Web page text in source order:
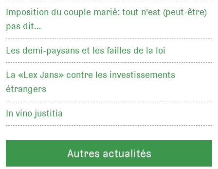
Imposition du couple marié: tout n'est (peut-être)
pas dit…
Les demi-paysans et les failles de la loi
La «Lex Jans» contre les investissements
étrangers
In vino justitia
Autres actualités